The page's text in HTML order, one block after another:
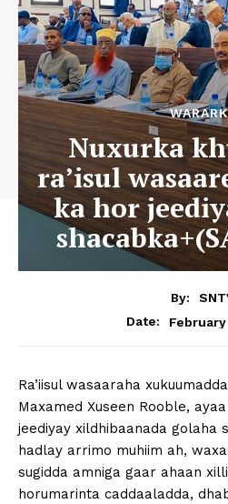
Nuxurka
ra’isul
ka hor
By:
Date:
February
Ra’iisul wasaaraha
Maxamed Xuseen Rooble,
jeediyay xildhibaanada golaha
hadlay arrimo muhiim ah,
sugidda amniga gaar ahaan
horumarinta caddaaladda,